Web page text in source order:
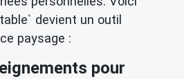
devient un outil
paysage :
pour